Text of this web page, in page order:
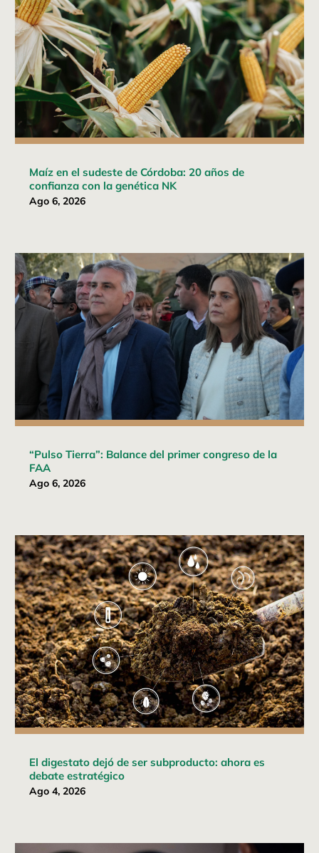
Maíz en el sudeste de Córdoba: 20 años de
confianza con la genética NK
Ago 6, 2026
“Pulso Tierra”: Balance del primer congreso de la
FAA
Ago 6, 2026
El digestato dejó de ser subproducto: ahora es
debate estratégico
Ago 4, 2026